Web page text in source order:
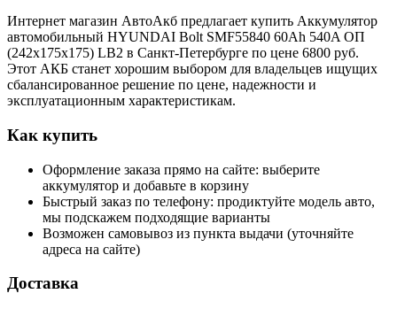
Интернет магазин АвтоАкб предлагает купить Аккумулятор
автомобильный HYUNDAI Bolt SMF55840 60Ah 540A ОП
(242x175x175) LB2 в Санкт-Петербурге по цене 6800 руб.
Этот АКБ станет хорошим выбором для владельцев ищущих
сбалансированное решение по цене, надежности и
эксплуатационным характеристикам.
Как купить
Оформление заказа прямо на сайте: выберите
аккумулятор и добавьте в корзину
Быстрый заказ по телефону: продиктуйте модель авто,
мы подскажем подходящие варианты
Возможен самовывоз из пункта выдачи (уточняйте
адреса на сайте)
Доставка